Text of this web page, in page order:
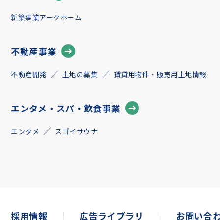
新築事業アークホーム
不動産事業
不動産開発 土地の募集 賃貸用物件・販売用土地情報
エンタメ・スパ・飲食事業
エンタメ スゴイサウナ
採用情報 広告ライブラリ お問い合